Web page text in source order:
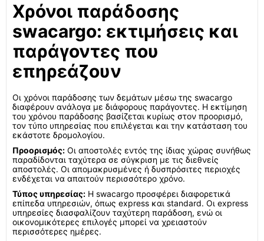
Χρόνοι παράδοσης
swacargo: εκτιμήσεις και
παράγοντες που
επηρεάζουν
Οι χρόνοι παράδοσης των δεμάτων μέσω της swacargo
διαφέρουν ανάλογα με διάφορους παράγοντες. Η εκτίμηση
του χρόνου παράδοσης βασίζεται κυρίως στον προορισμό,
τον τύπο υπηρεσίας που επιλέγεται και την κατάσταση του
εκάστοτε δρομολογίου.
Προορισμός: Οι αποστολές εντός της ίδιας χώρας συνήθως
παραδίδονται ταχύτερα σε σύγκριση με τις διεθνείς
αποστολές. Οι απομακρυσμένες ή δυσπρόσιτες περιοχές
ενδέχεται να απαιτούν περισσότερο χρόνο.
Τύπος υπηρεσίας: Η swacargo προσφέρει διαφορετικά
επίπεδα υπηρεσιών, όπως express και standard. Οι express
υπηρεσίες διασφαλίζουν ταχύτερη παράδοση, ενώ οι
οικονομικότερες επιλογές μπορεί να χρειαστούν
περισσότερες ημέρες.